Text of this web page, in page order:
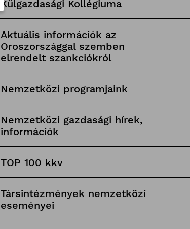
Külgazdasági Kollégiuma
Aktuális információk az
Oroszországgal szemben
elrendelt szankciókról
Nemzetközi programjaink
Nemzetközi gazdasági hírek,
információk
TOP 100 kkv
Társintézmények nemzetközi
eseményei